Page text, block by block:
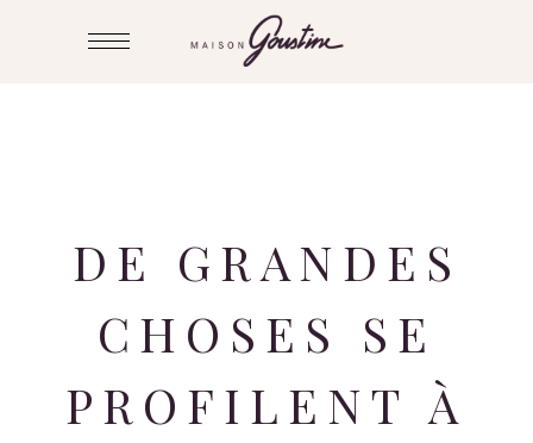
DE GRANDES
CHOSES SE
PROFILENT À